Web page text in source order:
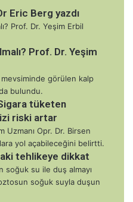
Eric Berg yazdı
Prof. Dr. Yeşim
tüketen
riski artar
tehlikeye dikkat